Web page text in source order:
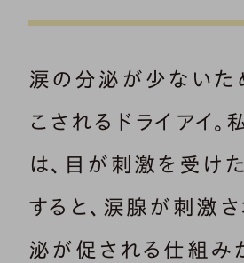
涙の分泌が少ないた
こされるドライアイ。
は、目が刺激を受け
すると、涙腺が刺激
泌が促される仕組み